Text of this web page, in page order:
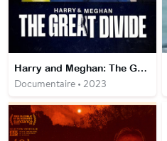
Harry and Meghan: The Great Divide
Documentaire • 2023